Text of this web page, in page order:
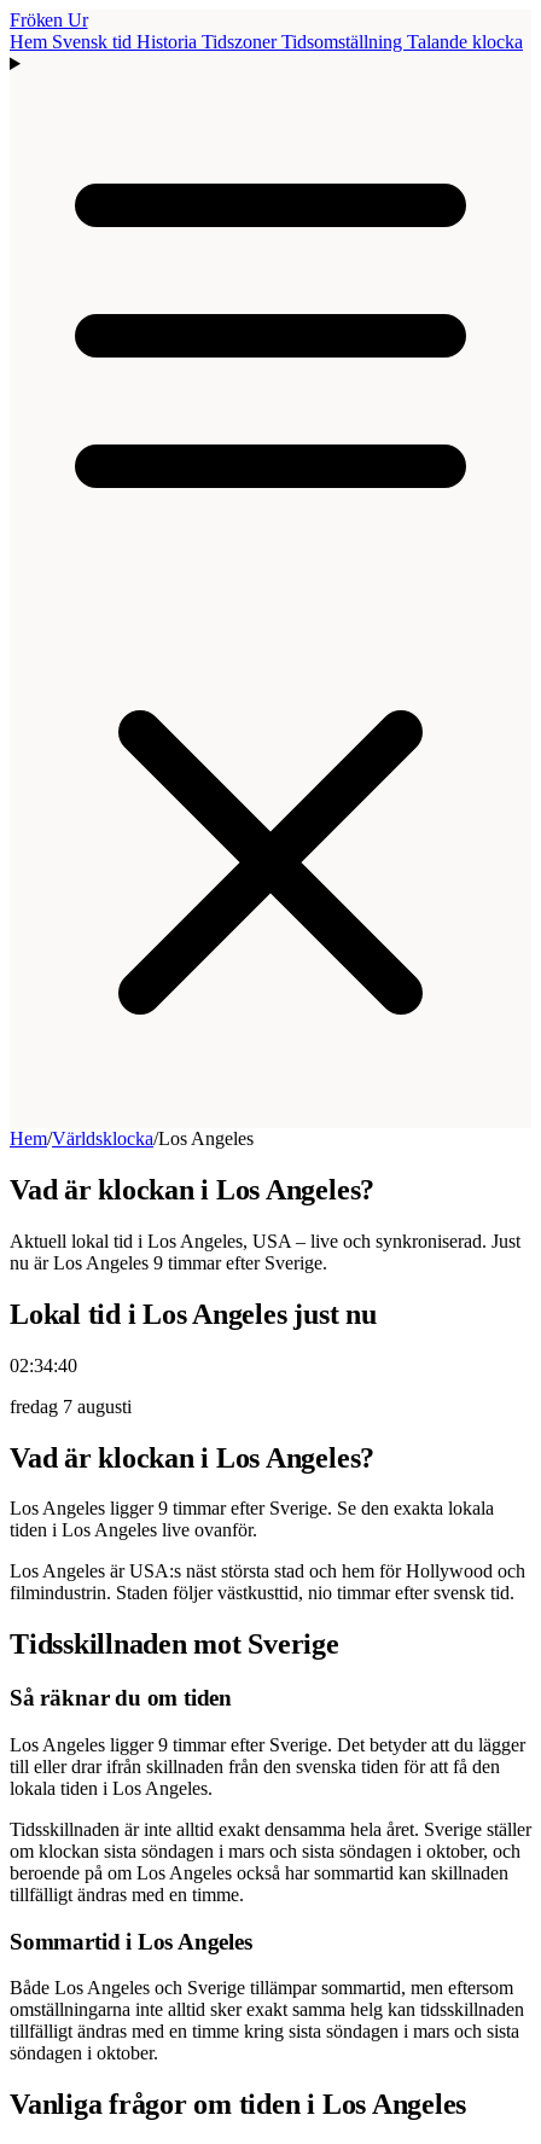
Fröken Ur
Hem Svensk tid Historia TidszonerTidsomställning Talande klocka
Hem/Världsklocka/Los Angeles
Vad är klockan i Los Angeles?
Aktuell lokal tid i Los Angeles, USA – live och synkroniserad. Just
nu är Los Angeles 9 timmar efter Sverige.
Lokal tid i Los Angeles just nu
02:34:40
fredag 7 augusti
Vad är klockan i Los Angeles?
Los Angeles ligger 9 timmar efter Sverige. Se den exakta lokala
tiden i Los Angeles live ovanför.
Los Angeles är USA:s näst största stad och hem för Hollywood och
filmindustrin. Staden följer västkusttid, nio timmar efter svensk tid.
Tidsskillnaden mot Sverige
Så räknar du om tiden
Los Angeles ligger 9 timmar efter Sverige. Det betyder att du lägger
till eller drar ifrån skillnaden från den svenska tiden för att få den
lokala tiden i Los Angeles.
Tidsskillnaden är inte alltid exakt densamma hela året. Sverige ställer
om klockan sista söndagen i mars och sista söndagen i oktober, och
beroende på om Los Angeles också har sommartid kan skillnaden
tillfälligt ändras med en timme.
Sommartid i Los Angeles
Både Los Angeles och Sverige tillämpar sommartid, men eftersom
omställningarna inte alltid sker exakt samma helg kan tidsskillnaden
tillfälligt ändras med en timme kring sista söndagen i mars och sista
söndagen i oktober.
Vanliga frågor om tiden i Los Angeles